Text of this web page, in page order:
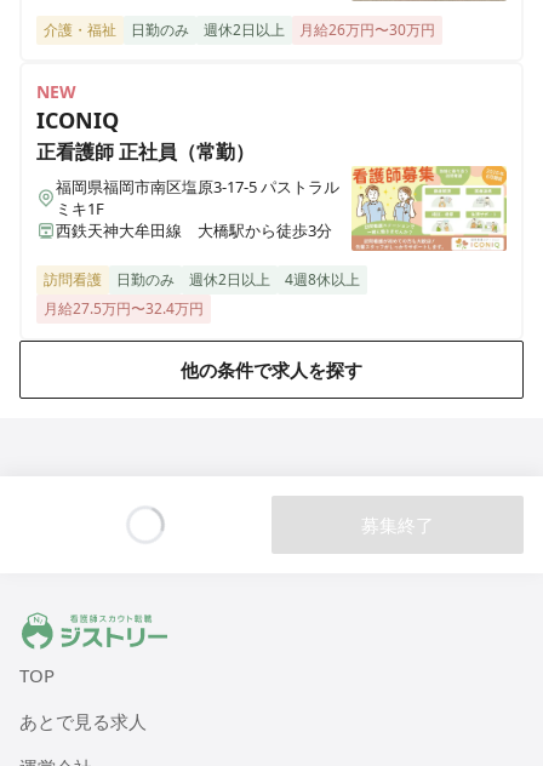
医療施設型ホスピス 医心館ふくにし
医療施設型ホスピス 医心館弘前
青森県弘前市大字外崎4丁目2-3
医療施設型ホスピス 医心館篠崎
東京都江戸川区篠崎町2丁目31-3（住所未定）
医療施設型ホスピス 医心館秋田
秋田県秋田市広面字大巻59
医療施設型ホスピス 医心館八事南山
愛知県名古屋市昭和区南山町22-11
神奈川県横浜市港北区菊名六丁目20-42
介護・福祉 日勤のみ 週休2日以上 月給26万円〜30万円
NEW
ICONIQ
正看護師正社員（常勤）
福岡県福岡市南区塩原3-17-5 パストラル
ミキ1F
西鉄天神大牟田線 大橋駅から徒歩3分
訪問看護 日勤のみ 週休2日以上
4週8休以上
月給27.5万円〜32.4万円
他の条件で求人を探す
募集終了
ジストリー 看護師の転職マッチング
TOP
あとで見る求人